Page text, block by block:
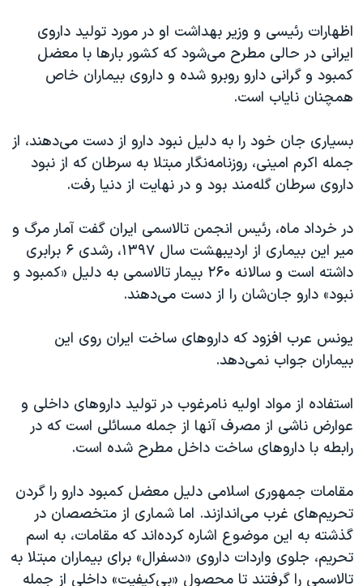
اظهارات رئیسی و وزیر بهداشت او در مورد تولید داروی
ایرانی در حالی مطرح می‌شود که کشور بارها با معضل
کمبود و گرانی دارو روبرو شده و داروی بیماران خاص
همچنان نایاب است.
بسیاری جان خود را به دلیل نبود دارو از دست می‌دهند، از
جمله اکرم امینی، روزنامه‌نگار مبتلا به سرطان که از نبود
داروی سرطان گله‌مند بود و در نهایت از دنیا رفت.
در خرداد ماه، رئیس انجمن تالاسمی ایران گفت آمار مرگ و
میر این بیماری از اردیبهشت سال ۱۳۹۷، رشدی ۶ برابری
داشته است و سالانه ۲۶۰ بیمار تالاسمی به دلیل «کمبود و
نبود» دارو جان‌شان را از دست می‌دهند.
یونس عرب افزود که داروهای ساخت ایران روی این
بیماران جواب نمی‌دهد.
استفاده از مواد اولیه نامرغوب در تولید داروهای داخلی و
عوارض ناشی از مصرف آنها از جمله مسائلی است که در
رابطه با داروهای ساخت داخل مطرح شده است.
مقامات جمهوری اسلامی دلیل معضل کمبود دارو را گردن
تحریم‌های غرب می‌اندازند. اما شماری از متخصصان در
گذشته به این موضوع اشاره کرده‌اند که مقامات، به اسم
تحریم، جلوی واردات داروی «دسفرال» برای بیماران مبتلا به
تالاسمی را گرفتند تا محصول «بی‌کیفیت» داخلی از جمله